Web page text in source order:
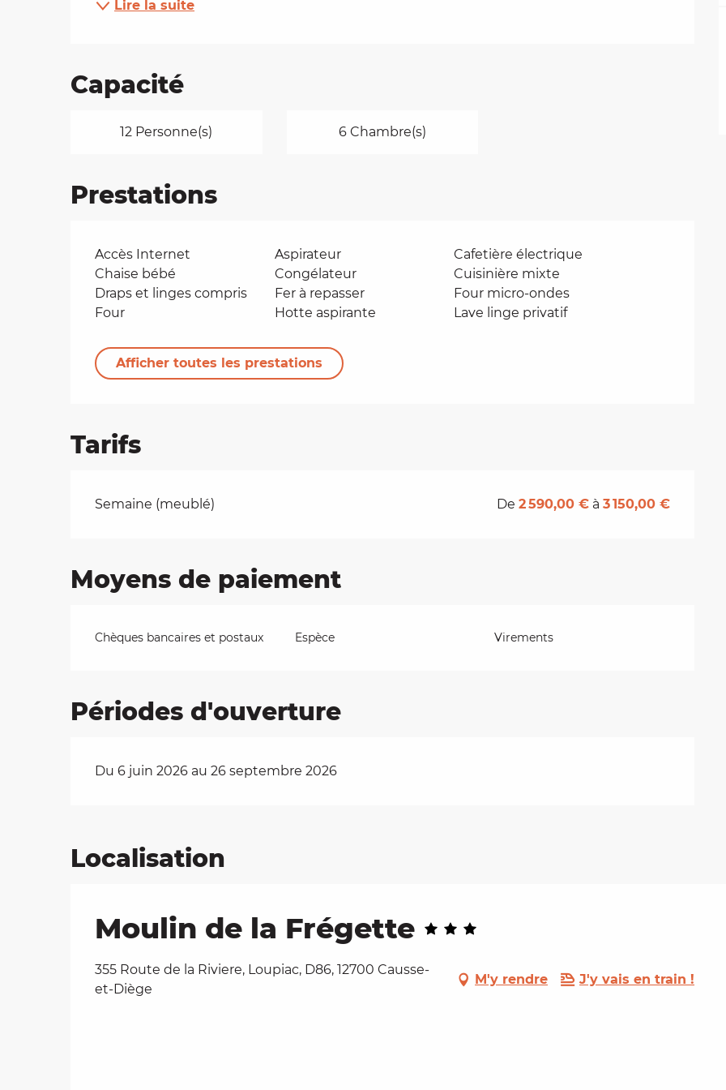
Lire la suite
Capacité
12 Personne(s) 6 Chambre(s)
Prestations
Accès Internet Aspirateur
Cafetière électrique
Chaise bébé
Congélateur
Cuisinière mixte
Draps et linges compris
Fer à repasser
Four micro-ondes
Four
Hotte aspirante Lave linge privatif
Afficher toutes les prestations
Tarifs
Tarifs 2026
Semaine (meublé) De2 590,00 € à3 150,00 €
Moyens de paiement
Chèques bancaires et postaux Espèce Virements
Périodes d'ouverture
Du 6 juin 2026 au 26 septembre 2026
Localisation
Moulin de la Frégette
355 Route de la Riviere, Loupiac, D86, 12700 Causse-
et-Diège
M'y rendre J'y vais en train !